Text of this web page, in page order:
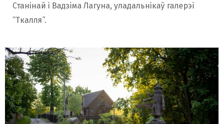
Станінай і Вадзіма Лагуна, уладальнікаў галерэі
“Ткалля”.